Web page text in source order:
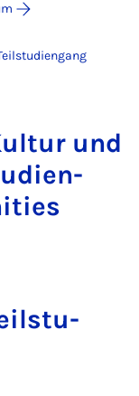
und